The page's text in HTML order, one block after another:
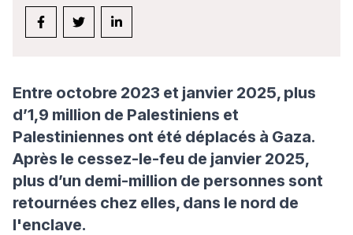
Entre octobre 2023 et janvier 2025, plus
d’1,9 million de Palestiniens et
Palestiniennes ont été déplacés à Gaza.
Après le cessez-le-feu de janvier 2025,
plus d’un demi-million de personnes sont
retournées chez elles, dans le nord de
l'enclave.